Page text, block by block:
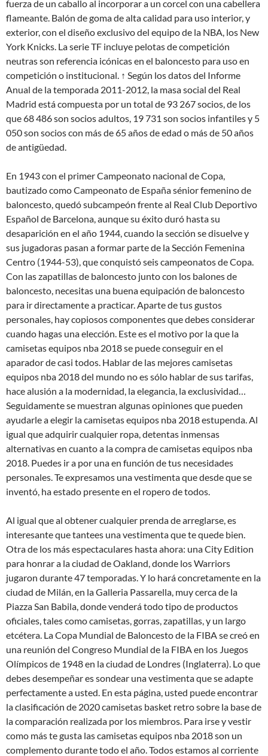
fuerza de un caballo al incorporar a un corcel con una cabellera
flameante. Balón de goma de alta calidad para uso interior, y
exterior, con el diseño exclusivo del equipo de la NBA, los New
York Knicks. La serie TF incluye pelotas de competición
neutras son referencia icónicas en el baloncesto para uso en
competición o institucional. ↑ Según los datos del Informe
Anual de la temporada 2011-2012, la masa social del Real
Madrid está compuesta por un total de 93 267 socios, de los
que 68 486 son socios adultos, 19 731 son socios infantiles y 5
050 son socios con más de 65 años de edad o más de 50 años
de antigüedad.
En 1943 con el primer Campeonato nacional de Copa,
bautizado como Campeonato de España sénior femenino de
baloncesto, quedó subcampeón frente al Real Club Deportivo
Español de Barcelona, aunque su éxito duró hasta su
desaparición en el año 1944, cuando la sección se disuelve y
sus jugadoras pasan a formar parte de la Sección Femenina
Centro (1944-53), que conquistó seis campeonatos de Copa.
Con las zapatillas de baloncesto junto con los balones de
baloncesto, necesitas una buena equipación de baloncesto
para ir directamente a practicar. Aparte de tus gustos
personales, hay copiosos componentes que debes considerar
cuando hagas una elección. Este es el motivo por la que la
camisetas equipos nba 2018 se puede conseguir en el
aparador de casi todos. Hablar de las mejores camisetas
equipos nba 2018 del mundo no es sólo hablar de sus tarifas,
hace alusión a la modernidad, la elegancia, la exclusividad…
Seguidamente se muestran algunas opiniones que pueden
ayudarle a elegir la camisetas equipos nba 2018 estupenda. Al
igual que adquirir cualquier ropa, detentas inmensas
alternativas en cuanto a la compra de camisetas equipos nba
2018. Puedes ir a por una en función de tus necesidades
personales. Te expresamos una vestimenta que desde que se
inventó, ha estado presente en el ropero de todos.
Al igual que al obtener cualquier prenda de arreglarse, es
interesante que tantees una vestimenta que te quede bien.
Otra de los más espectaculares hasta ahora: una City Edition
para honrar a la ciudad de Oakland, donde los Warriors
jugaron durante 47 temporadas. Y lo hará concretamente en la
ciudad de Milán, en la Galleria Passarella, muy cerca de la
Piazza San Babila, donde venderá todo tipo de productos
oficiales, tales como camisetas, gorras, zapatillas, y un largo
etcétera. La Copa Mundial de Baloncesto de la FIBA se creó en
una reunión del Congreso Mundial de la FIBA en los Juegos
Olímpicos de 1948 en la ciudad de Londres (Inglaterra). Lo que
debes desempeñar es sondear una vestimenta que se adapte
perfectamente a usted. En esta página, usted puede encontrar
la clasificación de 2020 camisetas basket retro sobre la base de
la comparación realizada por los miembros. Para irse y vestir
como más te gusta las camisetas equipos nba 2018 son un
complemento durante todo el año. Todos estamos al corriente